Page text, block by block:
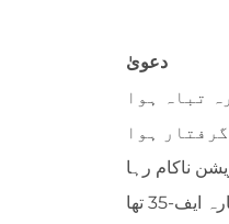
دعویٰ
تباہ ہوا
ہوا
ناکام رہا
ایف-35 تھا